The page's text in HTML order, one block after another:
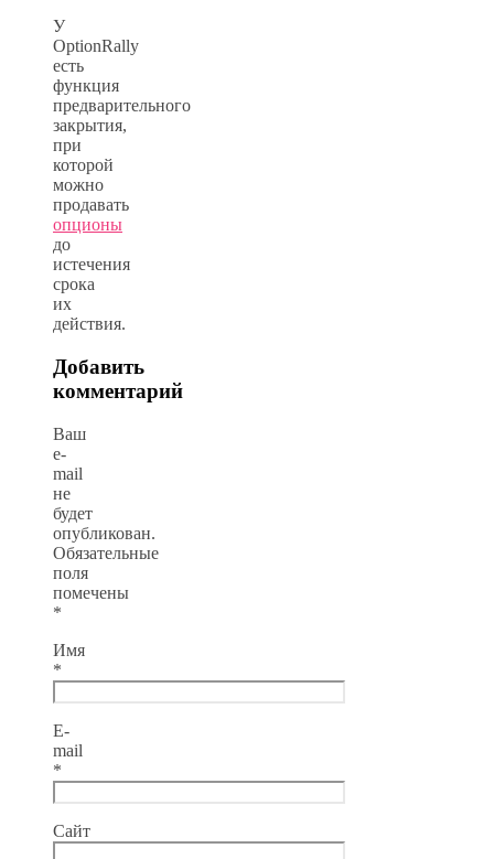
У
OptionRally
есть
функция
предварительного
закрытия,
при
которой
можно
продавать
опционы
до
истечения
срока
их
действия.
Добавить
комментарий
Ваш
e-
mail
не
будет
опубликован.
Обязательные
поля
помечены
*
Имя
*
E-
mail
*
Сайт